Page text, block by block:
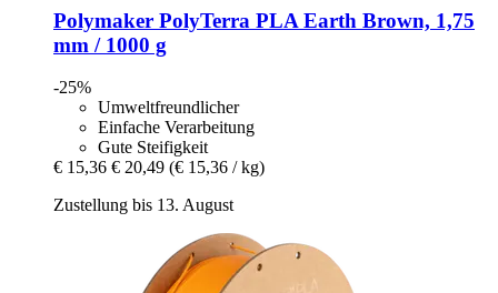
Polymaker PolyTerra PLA Earth Brown, 1,75
mm / 1000 g
-25%
Umweltfreundlicher
Einfache Verarbeitung
Gute Steifigkeit
€ 15,36 € 20,49 (€ 15,36 / kg)
Zustellung bis 13. August